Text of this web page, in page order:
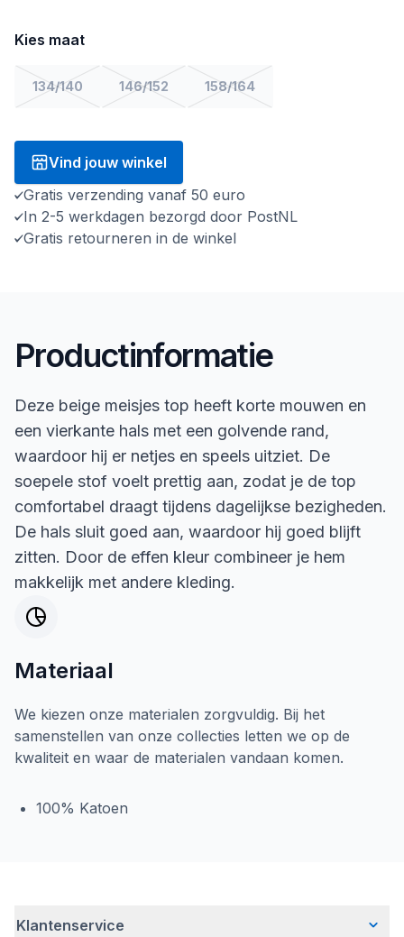
Kies maat
134/140 146/152 158/164
Vind jouw winkel
Gratis verzending vanaf 50 euro
In 2-5 werkdagen bezorgd door PostNL
Gratis retourneren in de winkel
Productinformatie
Deze beige meisjes top heeft korte mouwen en
een vierkante hals met een golvende rand,
waardoor hij er netjes en speels uitziet. De
soepele stof voelt prettig aan, zodat je de top
comfortabel draagt tijdens dagelijkse bezigheden.
De hals sluit goed aan, waardoor hij goed blijft
zitten. Door de effen kleur combineer je hem
makkelijk met andere kleding.
Materiaal
We kiezen onze materialen zorgvuldig. Bij het
samenstellen van onze collecties letten we op de
kwaliteit en waar de materialen vandaan komen.
100% Katoen
Klantenservice